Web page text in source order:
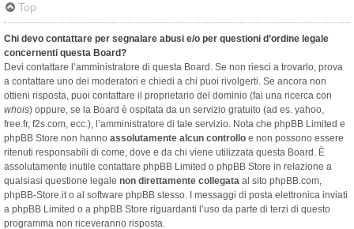
Top
Chi devo contattare per segnalare abusi e/o per questioni d’ordine legale
concernenti questa Board?
Devi contattare l’amministratore di questa Board. Se non riesci a trovarlo, prova
a contattare uno dei moderatori e chiedi a chi puoi rivolgerti. Se ancora non
ottieni risposta, puoi contattare il proprietario del dominio (fai una ricerca con
whois) oppure, se la Board è ospitata da un servizio gratuito (ad es. yahoo,
free.fr, f2s.com, ecc.), l’amministratore di tale servizio. Nota che phpBB Limited e
phpBB Store non hanno assolutamente alcun controllo e non possono essere
ritenuti responsabili di come, dove e da chi viene utilizzata questa Board. È
assolutamente inutile contattare phpBB Limited o phpBB Store in relazione a
qualsiasi questione legale non direttamente collegata al sito phpBB.com,
phpBB-Store.it o al software phpBB stesso. I messaggi di posta elettronica inviati
a phpBB Limited o a phpBB Store riguardanti l’uso da parte di terzi di questo
programma non riceveranno risposta.